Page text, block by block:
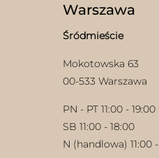
Warszawa
Śródmieście
Mokotowska 63
00-533 Warszawa
PN - PT 11:00 - 19:00
SB 11:00 - 18:00
N (handlowa) 11:00